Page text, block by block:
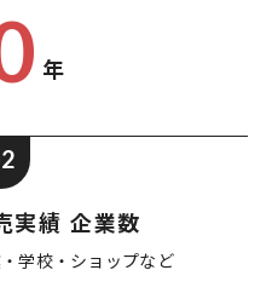
年
実績 企業数
学校・ショップなど